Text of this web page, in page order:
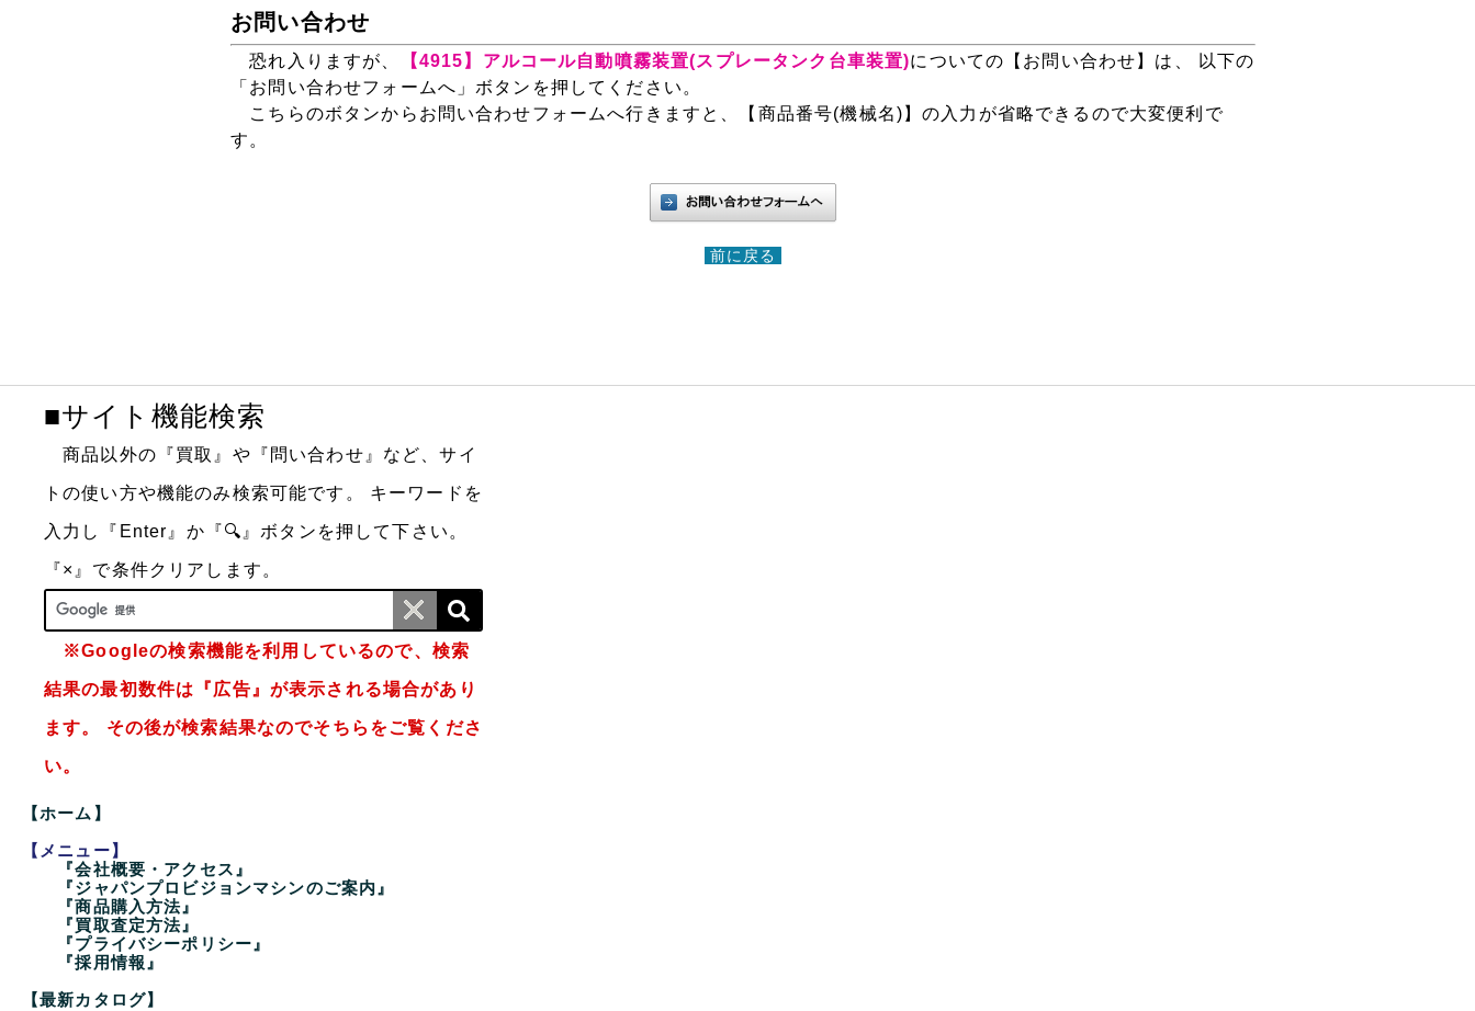
お問い合わせ
恐れ入りますが、 【4915】アルコール自動噴霧装置(スプレータンク台車装置)についての【お問い合わせ】は、 以下の
「お問い合わせフォームへ」ボタンを押してください。
こちらのボタンからお問い合わせフォームへ行きますと、【商品番号(機械名)】の入力が省略できるので大変便利で
す。
前に戻る
■サイト機能検索
商品以外の『買取』や『問い合わせ』など、サイ
トの使い方や機能のみ検索可能です。 キーワードを
入力し『Enter』か『🔍』ボタンを押して下さい。
『×』で条件クリアします。
※Googleの検索機能を利用しているので、検索
結果の最初数件は『広告』が表示される場合があり
ます。 その後が検索結果なのでそちらをご覧くださ
い。
【ホーム】
【メニュー】
『会社概要・アクセス』
『ジャパンプロビジョンマシンのご案内』
『商品購入方法』
『買取査定方法』
『プライバシーポリシー』
『採用情報』
【最新カタログ】